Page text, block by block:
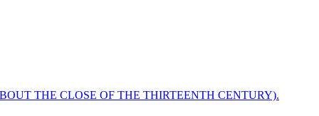
THE CLOSE OF THE THIRTEENTH CENTURY).